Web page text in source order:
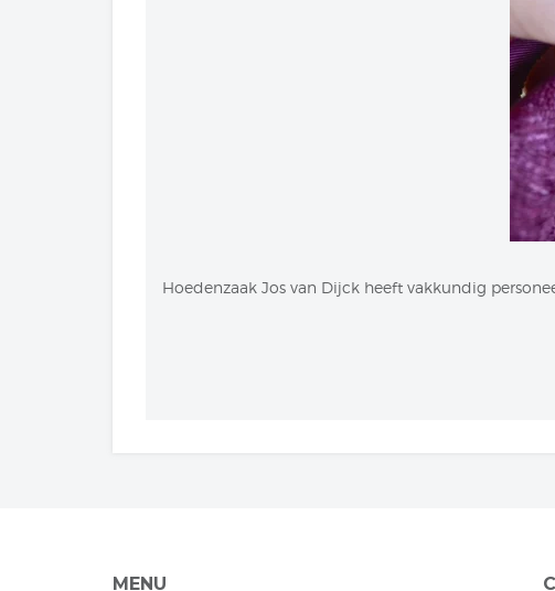
Hoedenzaak Jos van Dijck heeft vakkundig
MENU